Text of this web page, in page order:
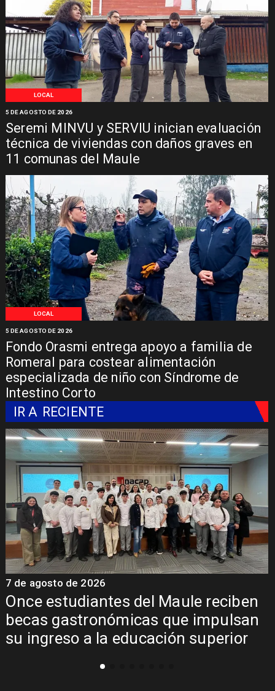
LOCAL
Seremi MINVU y SERVIU inician evaluación
técnica de viviendas con daños graves en
11 comunas del Maule
5 DE AGOSTO DE 2026
LOCAL
Fondo Orasmi entrega apoyo a familia de
Romeral para costear alimentación
especializada de niño con Síndrome de
Intestino Corto
5 DE AGOSTO DE 2026
IR A RECIENTE
Álvarez-Salamanca lidera la apuesta
regional para consolidar el Paso
Pehuenche como alternativa a Los
7 de agosto de 2026